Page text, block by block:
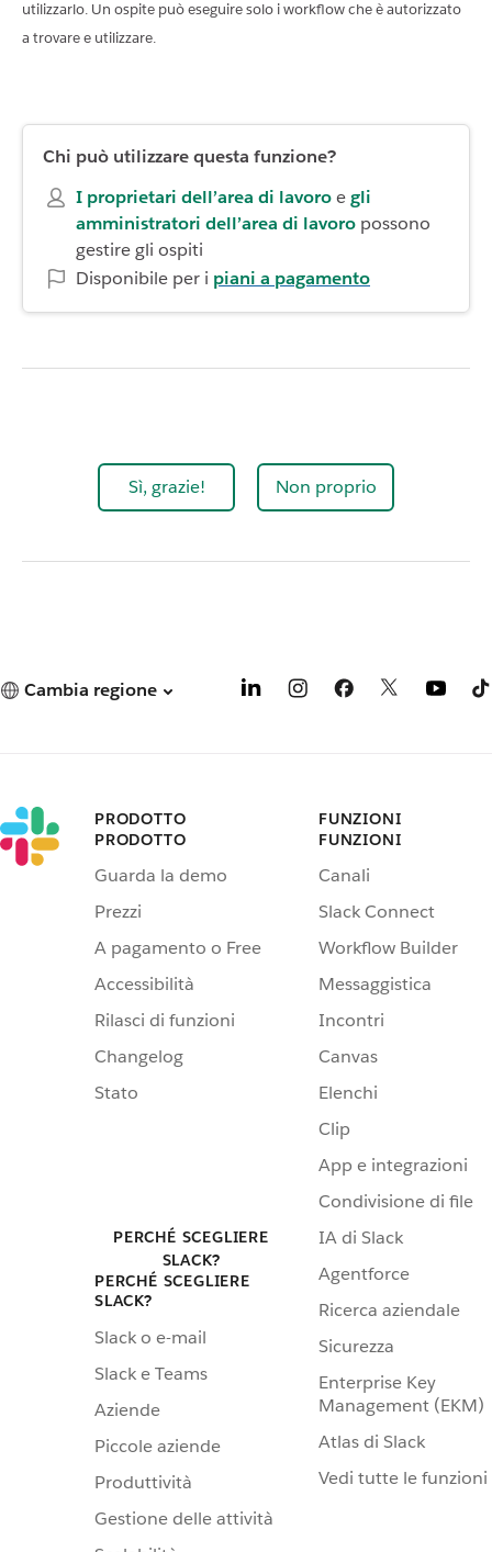
utilizzarlo. Un ospite può eseguire solo i workflow che è autorizzato
a trovare e utilizzare.
Chi può utilizzare questa funzione?
I proprietari dell’area di lavoroegli
amministratori dell’area di lavoro possono
gestire gli ospiti
Disponibile per i piani a pagamento
Sì, grazie! Non proprio
Cambia regione
PRODOTTO
PRODOTTO
Guarda la demo
Prezzi
A pagamento o Free
Accessibilità
Rilasci di funzioni
Changelog
Stato
PERCHÉ SCEGLIERE
SLACK?
PERCHÉ SCEGLIERE
SLACK?
Slack o e-mail
Slack e Teams
Aziende
Piccole aziende
Produttività
Gestione delle attività
FUNZIONI
FUNZIONI
Canali
Slack Connect
Workflow Builder
Messaggistica
Incontri
Canvas
Elenchi
Clip
App e integrazioni
Condivisione di file
IA di Slack
Agentforce
Ricerca aziendale
Sicurezza
Enterprise Key
Management (EKM)
Atlas di Slack
Vedi tutte le funzioni